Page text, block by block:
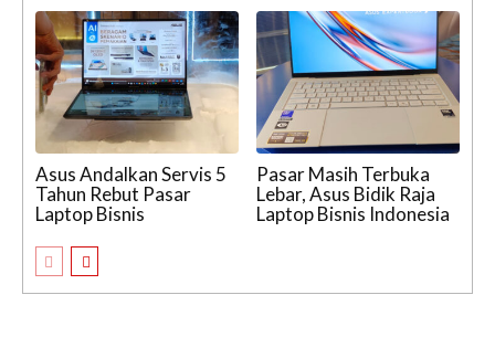
Asus Andalkan Servis 5
Tahun Rebut Pasar
Laptop Bisnis
Pasar Masih Terbuka
Lebar, Asus Bidik Raja
Laptop Bisnis Indonesia